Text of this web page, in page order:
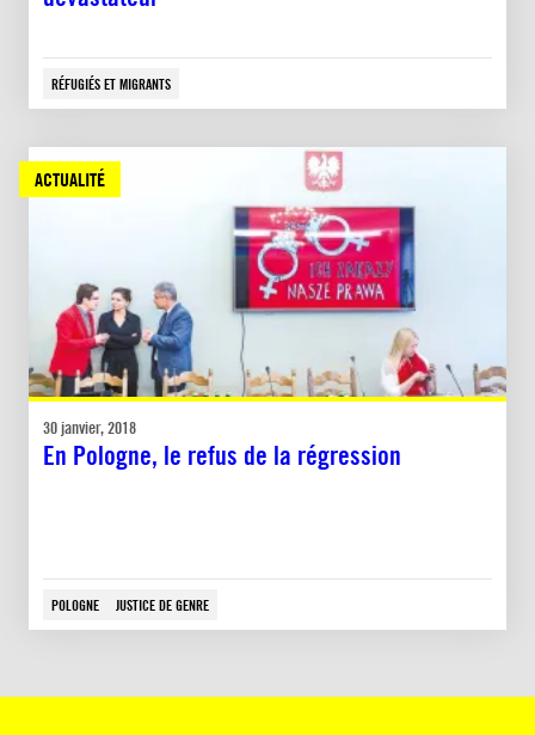
RÉFUGIÉS ET MIGRANTS
ACTUALITÉ
30 janvier, 2018
En Pologne, le refus de la régression
POLOGNE JUSTICE DE GENRE